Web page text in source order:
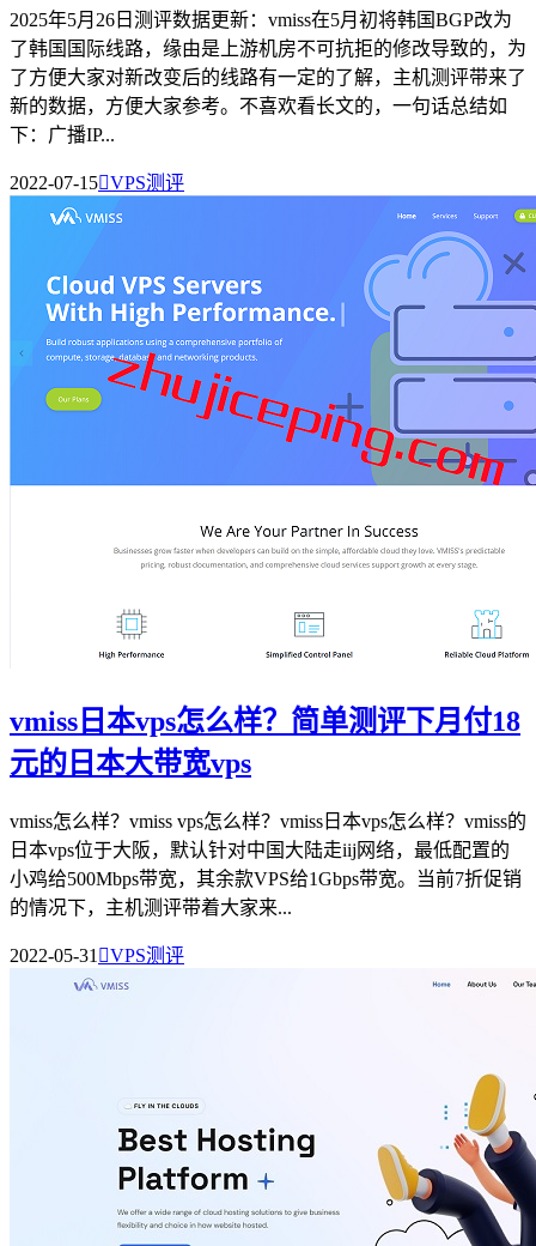
2025年5月26日测评数据更新：vmiss在5月初将韩国BGP改为
了韩国国际线路，缘由是上游机房不可抗拒的修改导致的，为
了方便大家对新改变后的线路有一定的了解，主机测评带来了
新的数据，方便大家参考。不喜欢看长文的，一句话总结如
下：广播IP...
2022-07-15VPS测评
vmiss日本vps怎么样？简单测评下月付18
元的日本大带宽vps
vmiss怎么样？vmiss vps怎么样？vmiss日本vps怎么样？vmiss的
日本vps位于大阪，默认针对中国大陆走iij网络，最低配置的
小鸡给500Mbps带宽，其余款VPS给1Gbps带宽。当前7折促销
的情况下，主机测评带着大家来...
2022-05-31 VPS测评